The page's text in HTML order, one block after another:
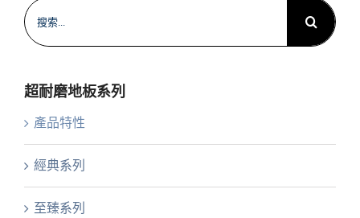
搜
索
果：
超耐磨地板系列
產品特性
經典系列
至臻系列